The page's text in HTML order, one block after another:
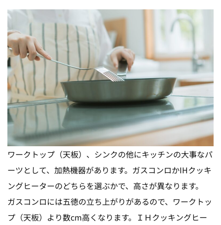
ワークトップ（天板）、シンクの他にキッチンの大事なパ
ーツとして、加熱機器があります。ガスコンロかIHクッキ
ングヒーターのどちらを選ぶかで、高さが異なります。
ガスコンロには五徳の立ち上がりがあるので、ワークトッ
プ（天板）より数cm高くなります。ＩＨクッキングヒー